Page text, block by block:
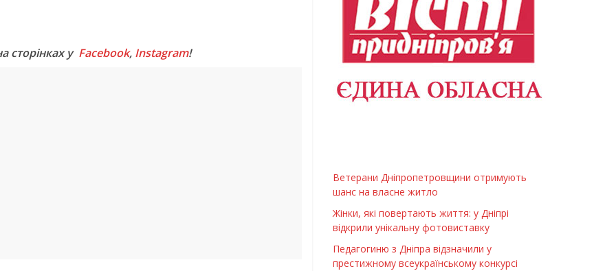
сторінках у Facebook, Instagram!
Ветерани Дніпропетровщини отримують
шанс на власне житло
Жінки, які повертають життя: у Дніпрі
відкрили унікальну фотовиставку
Педагогиню з Дніпра відзначили у
престижному всеукраїнському конкурсі